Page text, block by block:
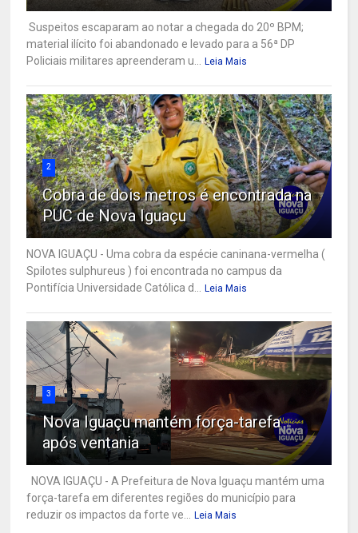
Suspeitos escaparam ao notar a chegada do 20º BPM;
material ilícito foi abandonado e levado para a 56ª DP
Policiais militares apreenderam u... Leia Mais
2
Cobra de dois metros é encontrada na
PUC de Nova Iguaçu
NOVA IGUAÇU - Uma cobra da espécie caninana-vermelha (
Spilotes sulphureus ) foi encontrada no campus da
Pontifícia Universidade Católica d... Leia Mais
3
Nova Iguaçu mantém força-tarefa
após ventania
NOVA IGUAÇU - A Prefeitura de Nova Iguaçu mantém uma
força-tarefa em diferentes regiões do município para
reduzir os impactos da forte ve... Leia Mais